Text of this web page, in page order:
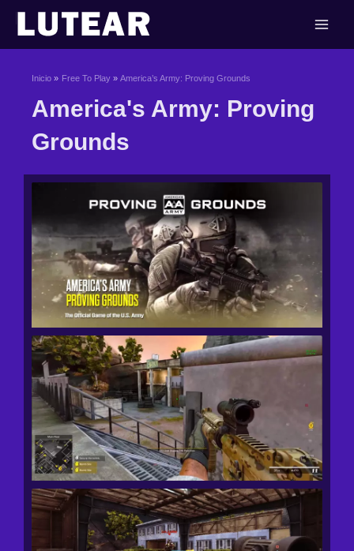
contenido
Inicio Free To Play America’s Army: Proving Grounds
America's Army: Proving
Grounds